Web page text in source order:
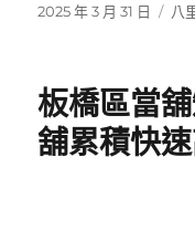
發
2025 年 3 月 31 日
分
八
板橋區當
舖累積快